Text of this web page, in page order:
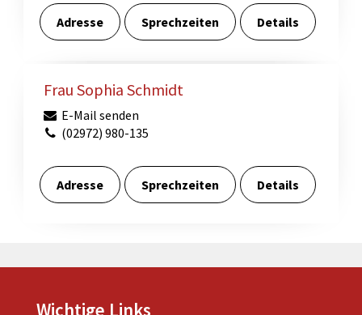
Adresse Sprechzeiten Details
Frau Sophia Schmidt
E-Mail senden
(02972) 980-135
Adresse Sprechzeiten Details
Wichtige Links